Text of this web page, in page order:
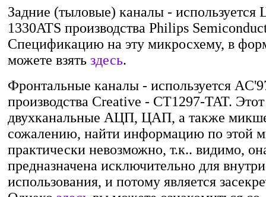
Задние (тыловые) каналы -
1330ATS производства Philips
Спецификацию на эту микросхему, в
можете взять здесь.
Фронтальные каналы - используется
производства Creative - CT1297-TAT.
двухканальные АЦП, ЦАП, а также
сожалению, найти информацию по этой
практически невозможно, т.к.. видимо,
предназначена исключительно для
использования, и потому является